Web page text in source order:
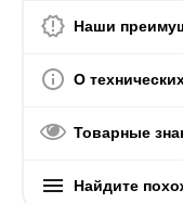
Наши
О
Товарные
Найдите